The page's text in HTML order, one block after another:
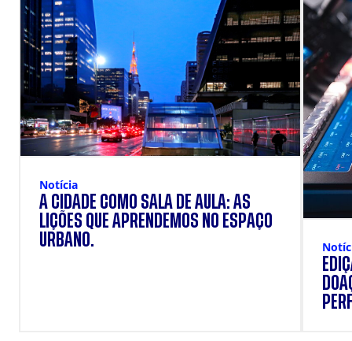
Notícia
A CIDADE COMO SALA DE AULA: AS
LIÇÕES QUE APRENDEMOS NO ESPAÇO
URBANO.